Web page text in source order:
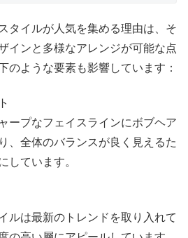
タイルが人気を集める理由は、そ
インと多様なアレンジが可能な点
のような要素も影響しています：
ープなフェイスラインにボブヘア
、全体のバランスが良く見えるた
しています。
ルは最新のトレンドを取り入れて